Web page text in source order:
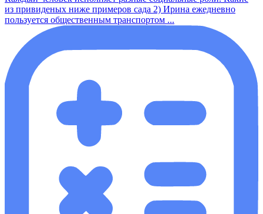
из привиденых ниже примеров сада 2) Ирина ежедневно
пользуется общественным транспортом ...